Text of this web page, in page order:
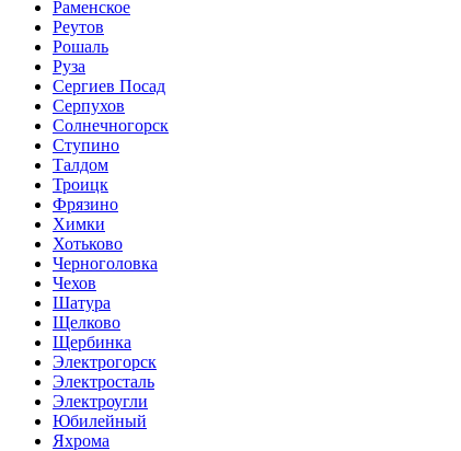
Раменское
Реутов
Рошаль
Руза
Сергиев Посад
Серпухов
Солнечногорск
Ступино
Талдом
Троицк
Фрязино
Химки
Хотьково
Черноголовка
Чехов
Шатура
Щелково
Щербинка
Электрогорск
Электросталь
Электроугли
Юбилейный
Яхрома